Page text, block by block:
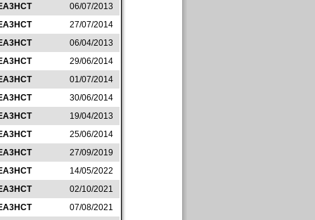
06/07/2013
27/07/2014
06/04/2013
29/06/2014
01/07/2014
30/06/2014
19/04/2013
25/06/2014
27/09/2019
14/05/2022
02/10/2021
07/08/2021